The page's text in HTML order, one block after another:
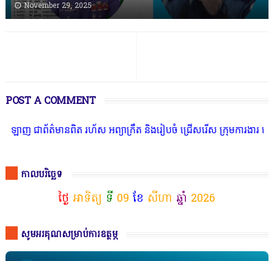
November 29, 2025
POST A COMMENT
ពិត រហ័ស អព្យាក្រឹត និងរៀបចំ ជ្រើសរើស ក្រុមការងារ នៅតាមបណ្តាល
កាលបរិច្ឆេទ
ថ្ងៃ អាទិត្យ ទី 09 ខែ សីហា ឆ្នាំ 2026
សូមអរគុណសម្រាប់ការឧត្ថម្ភ